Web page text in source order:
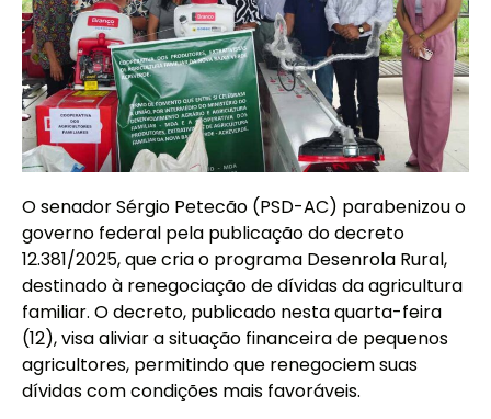
O senador Sérgio Petecão (PSD-AC) parabenizou o
governo federal pela publicação do decreto
12.381/2025, que cria o programa Desenrola Rural,
destinado à renegociação de dívidas da agricultura
familiar. O decreto, publicado nesta quarta-feira
(12), visa aliviar a situação financeira de pequenos
agricultores, permitindo que renegociem suas
dívidas com condições mais favoráveis.